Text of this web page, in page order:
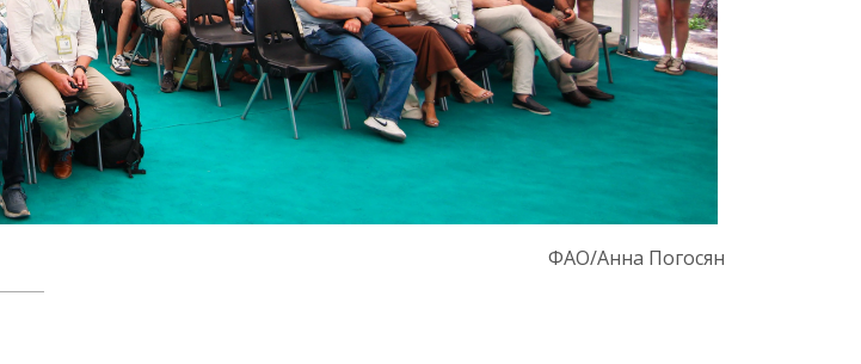
ФАО/Анна Погосян